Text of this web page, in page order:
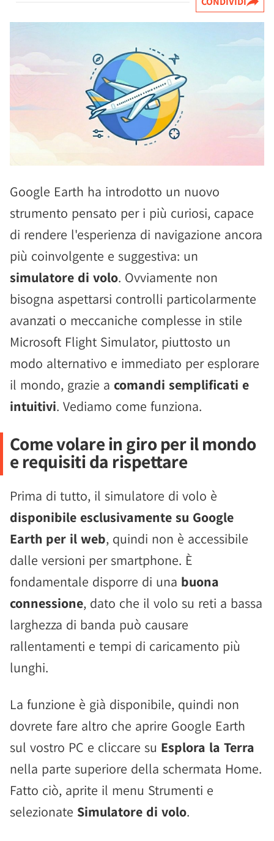
Google Earth ha introdotto un nuovo
strumento pensato per i più curiosi, capace
di rendere l'esperienza di navigazione ancora
più coinvolgente e suggestiva: un
simulatore di volo. Ovviamente non
bisogna aspettarsi controlli particolarmente
avanzati o meccaniche complesse in stile
Microsoft Flight Simulator, piuttosto un
modo alternativo e immediato per esplorare
il mondo, grazie a comandi semplificati e
intuitivi. Vediamo come funziona.
Come volare in giro per il mondo
e requisiti da rispettare
Prima di tutto, il simulatore di volo è
disponibile esclusivamente su Google
Earth per il web, quindi non è accessibile
dalle versioni per smartphone. È
fondamentale disporre di una buona
connessione, dato che il volo su reti a bassa
larghezza di banda può causare
rallentamenti e tempi di caricamento più
lunghi.
La funzione è già disponibile, quindi non
dovrete fare altro che aprire Google Earth
sul vostro PC e cliccare su Esplora la Terra
nella parte superiore della schermata Home.
Fatto ciò, aprite il menu Strumenti e
selezionate Simulatore di volo.